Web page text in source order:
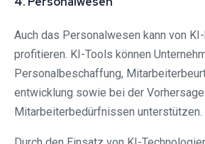
Auch das Personalwesen kann von
profitieren. KI-Tools können
Personalbeschaffung,
entwicklung sowie bei der
Mitarbeiterbedürfnissen unterstützen.